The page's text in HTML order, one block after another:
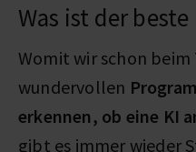
Was ist der
Womit wir schon beim
wundervollen
erkennen, ob eine KI
gibt es immer wieder